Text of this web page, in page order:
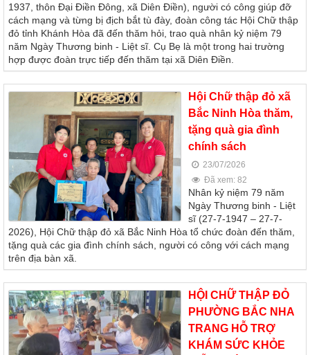
1937, thôn Đại Điền Đông, xã Diên Điền), người có công giúp đỡ
cách mạng và từng bị địch bắt tù đày, đoàn công tác Hội Chữ thập
đỏ tỉnh Khánh Hòa đã đến thăm hỏi, trao quà nhân kỷ niệm 79
năm Ngày Thương binh - Liệt sĩ. Cụ Bẹ là một trong hai trường
hợp được đoàn trực tiếp đến thăm tại xã Diên Điền.
Hội Chữ thập đỏ xã
Bắc Ninh Hòa thăm,
tặng quà gia đình
chính sách
23/07/2026
Đã xem: 82
Nhân kỷ niệm 79 năm
Ngày Thương binh - Liệt
sĩ (27-7-1947 – 27-7-
2026), Hội Chữ thập đỏ xã Bắc Ninh Hòa tổ chức đoàn đến thăm,
tặng quà các gia đình chính sách, người có công với cách mạng
trên địa bàn xã.
HỘI CHỮ THẬP ĐỎ
PHƯỜNG BẮC NHA
TRANG HỖ TRỢ
KHÁM SỨC KHỎE